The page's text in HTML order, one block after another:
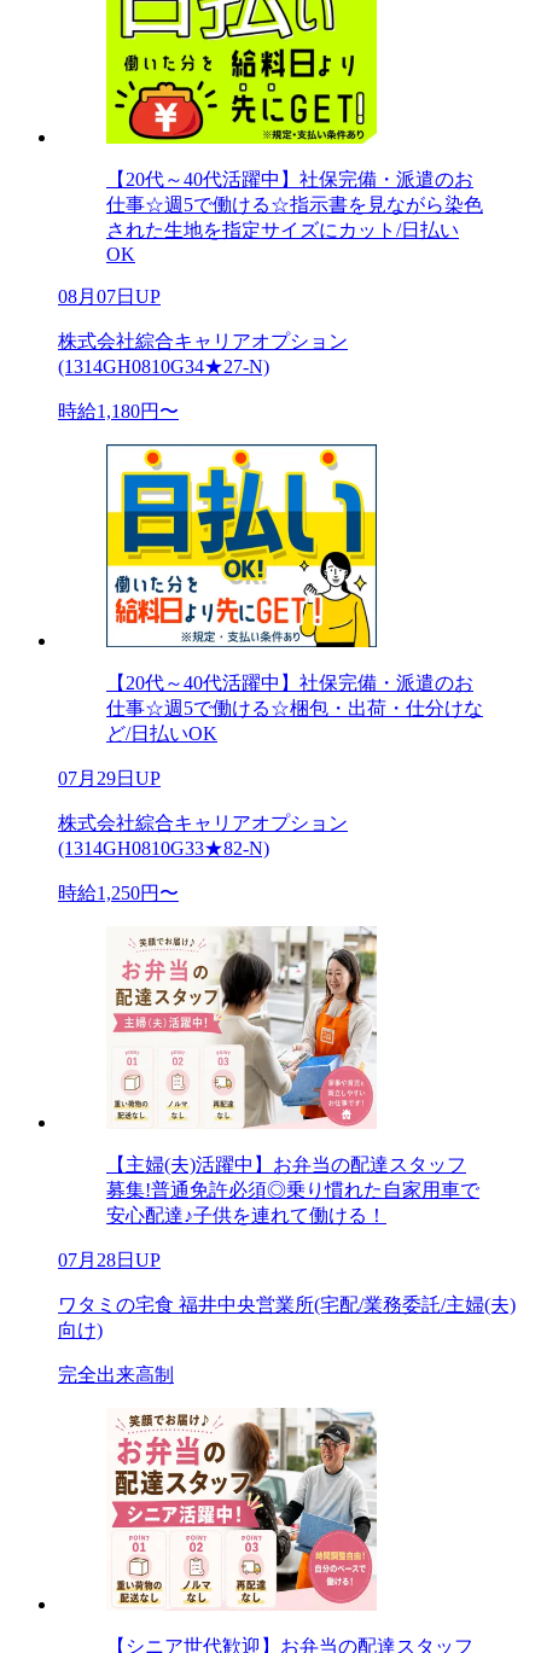
【20代～40代活躍中】社保完備・派遣のお
仕事☆週5で働ける☆指示書を見ながら染色
された生地を指定サイズにカット/日払い
OK
08月07日UP
株式会社綜合キャリアオプション
(1314GH0810G34★27-N)
時給1,180円〜
【20代～40代活躍中】社保完備・派遣のお
仕事☆週5で働ける☆梱包・出荷・仕分けな
ど/日払いOK
07月29日UP
株式会社綜合キャリアオプション
(1314GH0810G33★82-N)
時給1,250円〜
【主婦(夫)活躍中】お弁当の配達スタッフ
募集!普通免許必須◎乗り慣れた自家用車で
安心配達♪子供を連れて働ける！
07月28日UP
ワタミの宅食 福井中央営業所(宅配/業務委託/主婦(夫)
向け)
完全出来高制
【シニア世代歓迎】お弁当の配達スタッフ